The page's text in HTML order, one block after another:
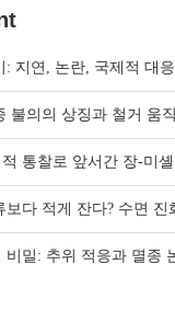
: 지연, 논란, 국제적 대응
불의의 상징과 철거 움
통찰로 앞서간 장-미
다 적게 잔다? 수면 진
밀: 추위 적응과 멸종